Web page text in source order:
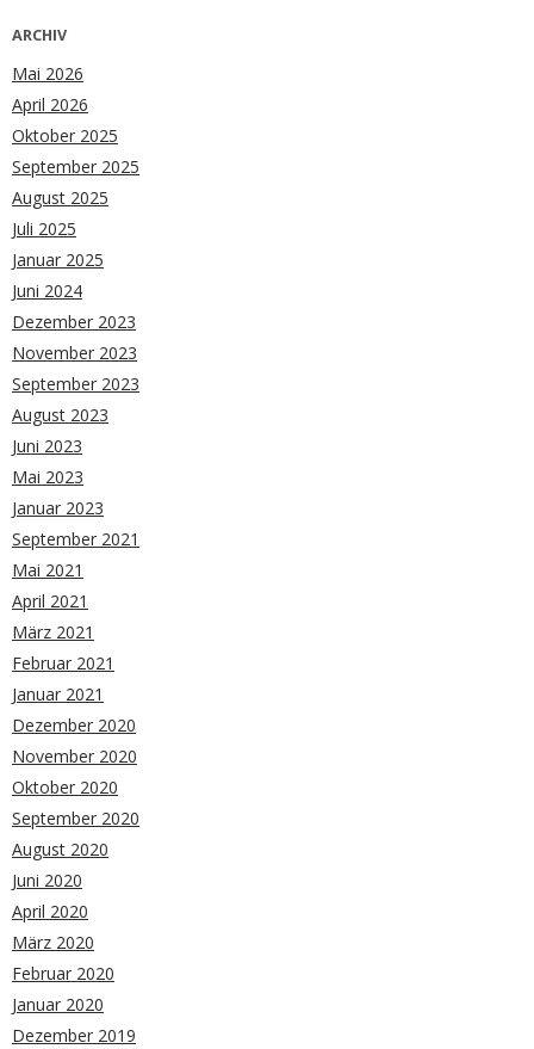
ARCHIV
Mai 2026
April 2026
Oktober 2025
September 2025
August 2025
Juli 2025
Januar 2025
Juni 2024
Dezember 2023
November 2023
September 2023
August 2023
Juni 2023
Mai 2023
Januar 2023
September 2021
Mai 2021
April 2021
März 2021
Februar 2021
Januar 2021
Dezember 2020
November 2020
Oktober 2020
September 2020
August 2020
Juni 2020
April 2020
März 2020
Februar 2020
Januar 2020
Dezember 2019